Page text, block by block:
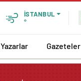
İSTANBUL
°
Yazarlar Gazeteler